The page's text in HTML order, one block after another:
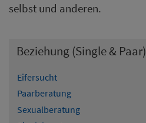
selbst und anderen.
Beziehung (Single & Paar)
Eifersucht
Paarberatung
Sexualberatung